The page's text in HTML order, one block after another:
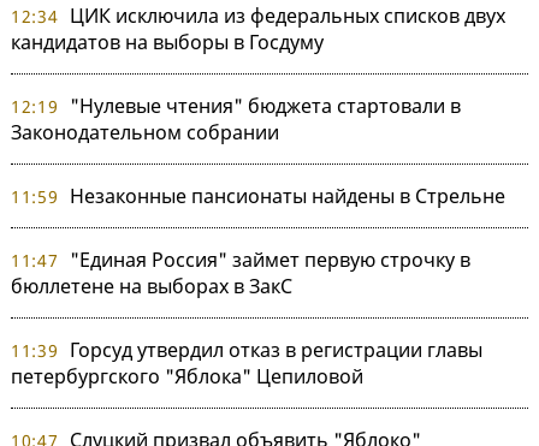
12:34 ЦИК исключила из федеральных списков двух
кандидатов на выборы в Госдуму
12:19
"Нулевые чтения" бюджета стартовали в
Законодательном собрании
11:59 Незаконные пансионаты найдены в Стрельне
11:47
"Единая Россия" займет первую строчку в
бюллетене на выборах в ЗакС
11:39
Горсуд утвердил отказ в регистрации главы
петербургского "Яблока" Цепиловой
10:47
Слуцкий призвал объявить "Яблоко"